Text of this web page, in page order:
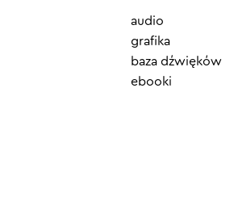
audio
grafika
baza dźwięków
ebooki